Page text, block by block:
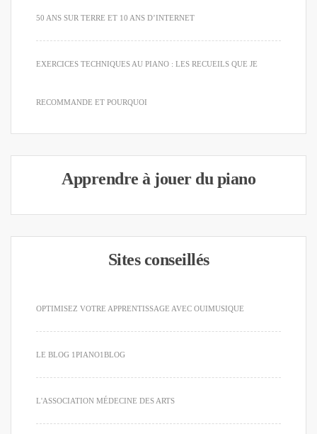
50 ANS SUR TERRE ET 10 ANS D’INTERNET
EXERCICES TECHNIQUES AU PIANO : LES RECUEILS QUE JE
RECOMMANDE ET POURQUOI
Apprendre à jouer du piano
Sites conseillés
OPTIMISEZ VOTRE APPRENTISSAGE AVEC OUIMUSIQUE
LE BLOG 1PIANO1BLOG
L'ASSOCIATION MÉDECINE DES ARTS